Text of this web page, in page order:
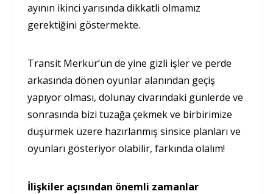
ayının ikinci yarısında dikkatli olmamız
gerektiğini göstermekte.
Transit Merkür’ün de yine gizli işler ve perde
arkasında dönen oyunlar alanından geçiş
yapıyor olması, dolunay civarındaki günlerde ve
sonrasında bizi tuzağa çekmek ve birbirimize
düşürmek üzere hazırlanmış sinsice planları ve
oyunları gösteriyor olabilir, farkında olalım!
İlişkiler açısından önemli zamanlar